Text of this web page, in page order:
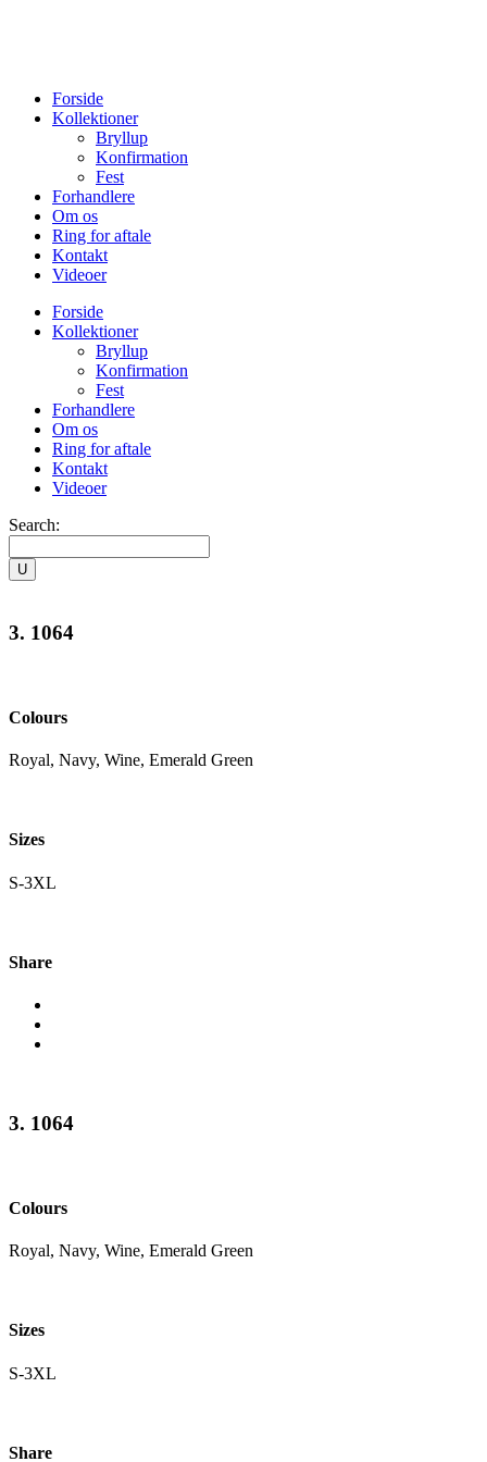
Forside
Kollektioner
Bryllup
Konfirmation
Fest
Forhandlere
Om os
Ring for aftale
Kontakt
Videoer
Forside
Kollektioner
Bryllup
Konfirmation
Fest
Forhandlere
Om os
Ring for aftale
Kontakt
Videoer
Search:
3. 1064
Colours
Royal, Navy, Wine, Emerald Green
Sizes
S-3XL
Share
3. 1064
Colours
Royal, Navy, Wine, Emerald Green
Sizes
S-3XL
Share